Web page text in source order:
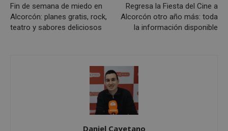
Fin de semana de miedo en
Alcorcón: planes gratis, rock,
teatro y sabores deliciosos
Regresa la Fiesta del Cine a
Alcorcón otro año más: toda
la información disponible
Daniel Cayetano
Nombre
Dominio
PHPSESSID
PHP.net
alcorconhoy.com
Sesión